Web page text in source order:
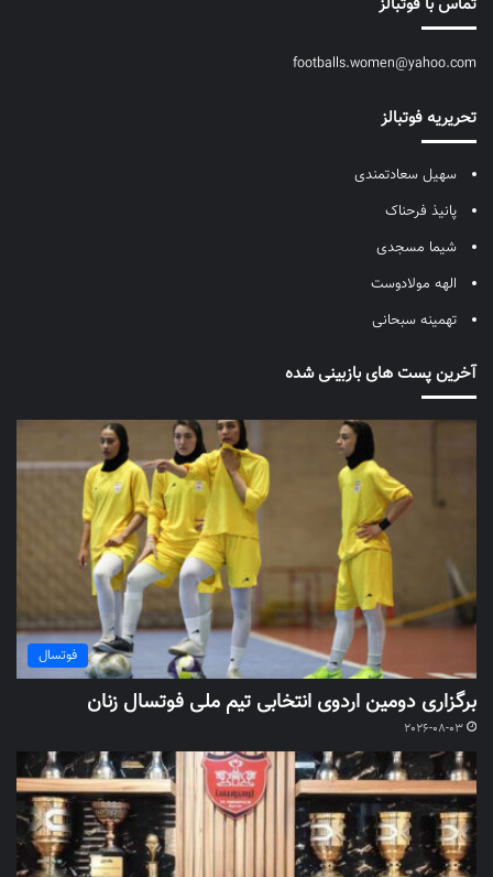
footballs.women@yahoo.com
تحریریه فوتبالز
سهیل سعادتمندی
پانیذ فرحناک
شیما مسجدی
الهه مولادوست
تهمینه سبحانی
آخرین پست های بازبینی شده
فوتسال
برگزاری دومین اردوی انتخابی تیم ملی فوتسال زنان
2026-08-03